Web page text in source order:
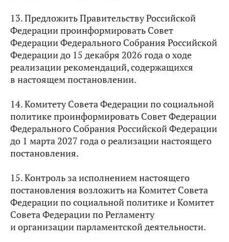
13. Предложить Правительству Российской
Федерации проинформировать Совет
Федерации Федерального Собрания Российской
Федерации до 15 декабря 2026 года о ходе
реализации рекомендаций, содержащихся
в настоящем постановлении.
14. Комитету Совета Федерации по социальной
политике проинформировать Совет Федерации
Федерального Собрания Российской Федерации
до 1 марта 2027 года о реализации настоящего
постановления.
15. Контроль за исполнением настоящего
постановления возложить на Комитет Совета
Федерации по социальной политике и Комитет
Совета Федерации по Регламенту
и организации парламентской деятельности.